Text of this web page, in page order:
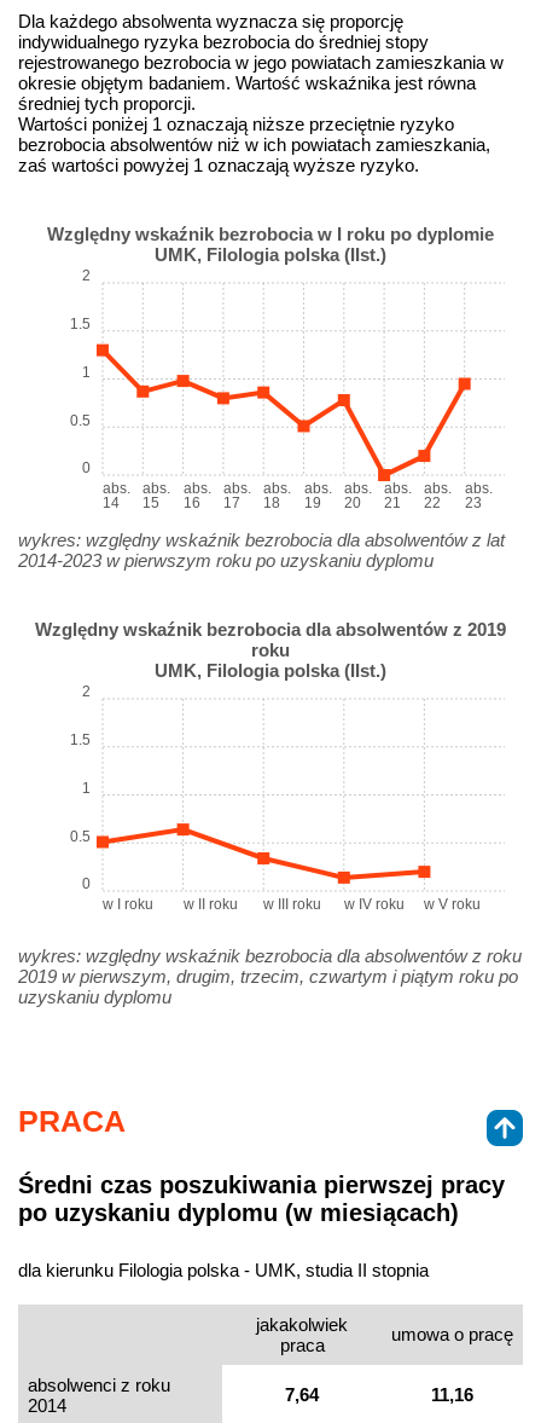
Dla każdego absolwenta wyznacza się proporcję
indywidualnego ryzyka bezrobocia do średniej stopy
rejestrowanego bezrobocia w jego powiatach zamieszkania w
okresie objętym badaniem. Wartość wskaźnika jest równa
średniej tych proporcji.
Wartości poniżej 1 oznaczają niższe przeciętnie ryzyko
bezrobocia absolwentów niż w ich powiatach zamieszkania,
zaś wartości powyżej 1 oznaczają wyższe ryzyko.
Względny wskaźnik bezrobocia w I roku po dyplomie
UMK, Filologia polska (IIst.)
abs.
14
abs.
15
abs.
16
abs.
17
abs.
18
abs.
19
abs.
20
abs.
21
abs.
22
abs.
23
0
0.5
1
1.5
2
wykres: względny wskaźnik bezrobocia dla absolwentów z lat
2014-2023 w pierwszym roku po uzyskaniu dyplomu
Względny wskaźnik bezrobocia dla absolwentów z 2019
roku
UMK, Filologia polska (IIst.)
w I roku w II roku w III roku w IV roku w V roku
0
0.5
1
1.5
2
wykres: względny wskaźnik bezrobocia dla absolwentów z roku
2019 w pierwszym, drugim, trzecim, czwartym i piątym roku po
uzyskaniu dyplomu
PRACA
Średni czas poszukiwania pierwszej pracy
po uzyskaniu dyplomu (w miesiącach)
dla kierunku Filologia polska - UMK, studia II stopnia
jakakolwiek
praca
umowa o pracę
absolwenci z roku
2014
7,64 11,16